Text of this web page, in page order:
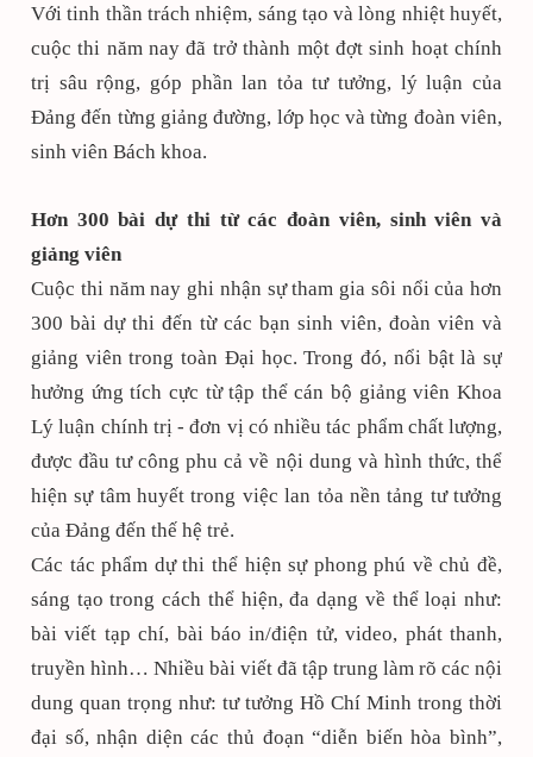
Với tinh thần trách nhiệm, sáng tạo và lòng nhiệt huyết,
cuộc thi năm nay đã trở thành một đợt sinh hoạt chính
trị sâu rộng, góp phần lan tỏa tư tưởng, lý luận của
Đảng đến từng giảng đường, lớp học và từng đoàn viên,
sinh viên Bách khoa.
Hơn 300 bài dự thi từ các đoàn viên, sinh viên và
giảng viên
Cuộc thi năm nay ghi nhận sự tham gia sôi nổi của hơn
300 bài dự thi đến từ các bạn sinh viên, đoàn viên và
giảng viên trong toàn Đại học. Trong đó, nổi bật là sự
hưởng ứng tích cực từ tập thể cán bộ giảng viên Khoa
Lý luận chính trị - đơn vị có nhiều tác phẩm chất lượng,
được đầu tư công phu cả về nội dung và hình thức, thể
hiện sự tâm huyết trong việc lan tỏa nền tảng tư tưởng
của Đảng đến thế hệ trẻ.
Các tác phẩm dự thi thể hiện sự phong phú về chủ đề,
sáng tạo trong cách thể hiện, đa dạng về thể loại như:
bài viết tạp chí, bài báo in/điện tử, video, phát thanh,
truyền hình… Nhiều bài viết đã tập trung làm rõ các nội
dung quan trọng như: tư tưởng Hồ Chí Minh trong thời
đại số, nhận diện các thủ đoạn “diễn biến hòa bình”,